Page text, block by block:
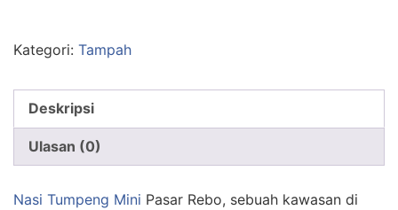
Kategori: Tampah
Deskripsi
Ulasan (0)
Nasi Tumpeng Mini Pasar Rebo, sebuah kawasan di